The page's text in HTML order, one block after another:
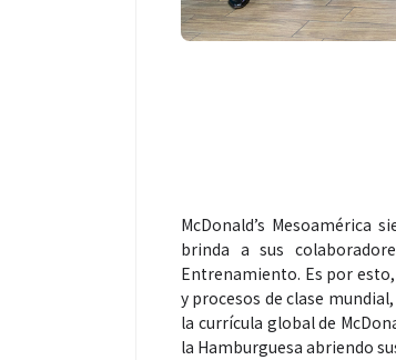
McDonald’s
brinda a sus
Entrenamiento. Es por
y procesos de clase
la currícula global de
la Hamburguesa abriendo